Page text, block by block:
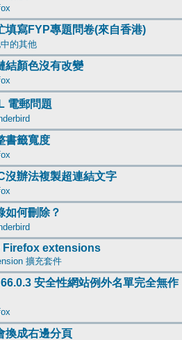
填寫FYP專題問卷(來自香港)
的其他
結顏色沒有改變
電郵問題
書籤寬度
沒辦法複製超連結文字
如何刪除？
Firefox extensions
擴充套件
安全性網站例外名單完全無作
換成右邊分頁